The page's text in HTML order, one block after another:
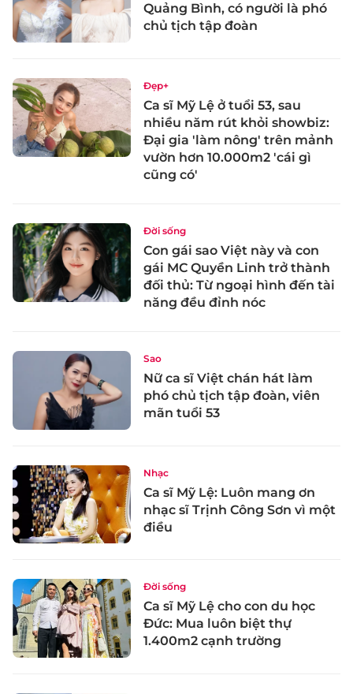
Quảng Bình, có người là phó
chủ tịch tập đoàn
Đẹp+
Ca sĩ Mỹ Lệ ở tuổi 53, sau
nhiều năm rút khỏi showbiz:
Đại gia 'làm nông' trên mảnh
vườn hơn 10.000m2 'cái gì
cũng có'
Đời sống
Con gái sao Việt này và con
gái MC Quyền Linh trở thành
đối thủ: Từ ngoại hình đến tài
năng đều đỉnh nóc
Sao
Nữ ca sĩ Việt chán hát làm
phó chủ tịch tập đoàn, viên
mãn tuổi 53
Nhạc
Ca sĩ Mỹ Lệ: Luôn mang ơn
nhạc sĩ Trịnh Công Sơn vì một
điều
Đời sống
Ca sĩ Mỹ Lệ cho con du học
Đức: Mua luôn biệt thự
1.400m2 cạnh trường